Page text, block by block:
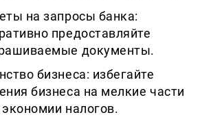
на запросы банка:
предоставляйте
документы.
бизнеса: избегайте
бизнеса на мелкие части
налогов.